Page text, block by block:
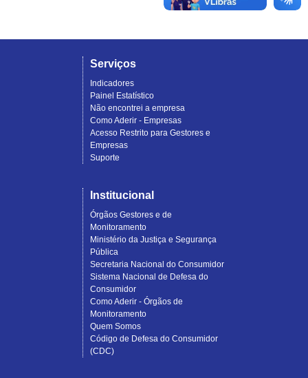
Serviços
Indicadores
Painel Estatístico
Não encontrei a empresa
Como Aderir - Empresas
Acesso Restrito para Gestores e
Empresas
Suporte
Institucional
Órgãos Gestores e de
Monitoramento
Ministério da Justiça e Segurança
Pública
Secretaria Nacional do Consumidor
Sistema Nacional de Defesa do
Consumidor
Como Aderir - Órgãos de
Monitoramento
Quem Somos
Código de Defesa do Consumidor
(CDC)